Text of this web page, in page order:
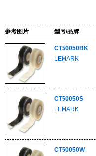
参考图片 型号/品牌
CT50050BK
LEMARK
CT50050S
LEMARK
CT50050W